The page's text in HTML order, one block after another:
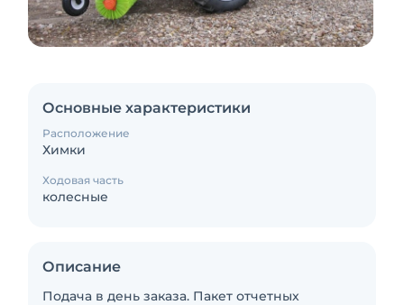
Основные характеристики
Расположение
Химки
Ходовая часть
колесные
Описание
Подача в день заказа. Пакет отчетных